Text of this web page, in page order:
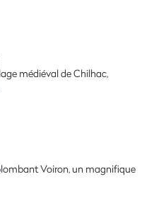
médiéval de Chilhac,
Voiron, un magnifique